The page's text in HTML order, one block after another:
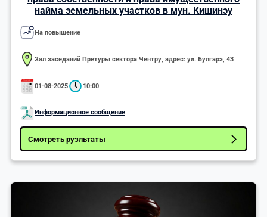
найма земельных участков в мун. Кишинэу
На повышение
Зал заседаний Претуры сектора Чентру, адрес: ул. Булгарэ, 43
01-08-2025 10:00
Информационное сообщение
Смотреть рузльтаты